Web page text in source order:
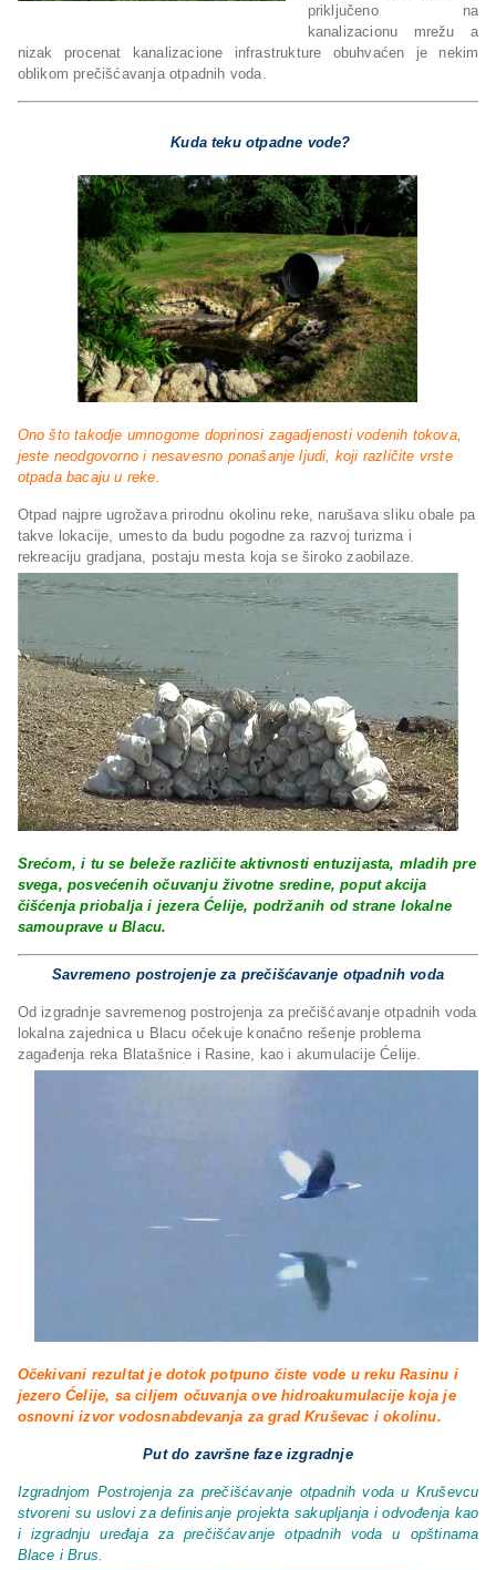
priključeno na
kanalizacionu mrežu a
nizak procenat kanalizacione infrastrukture obuhvaćen je nekim
oblikom prečišćavanja otpadnih voda.
Kuda teku otpadne vode?
Ono što takodje umnogome doprinosi zagadjenosti vodenih tokova,
jeste neodgovorno i nesavesno ponašanje ljudi, koji različite vrste
otpada bacaju u reke.
Otpad najpre ugrožava prirodnu okolinu reke, narušava sliku obale pa
takve lokacije, umesto da budu pogodne za razvoj turizma i
rekreaciju gradjana, postaju mesta koja se široko zaobilaze.
Srećom, i tu se beleže različite aktivnosti entuzijasta, mladih pre
svega, posvećenih očuvanju životne sredine, poput akcija
čišćenja priobalja i jezera Ćelije, podržanih od strane lokalne
samouprave u Blacu.
Savremeno postrojenje za prečišćavanje otpadnih voda
Od izgradnje savremenog postrojenja za prečišćavanje otpadnih voda
lokalna zajednica u Blacu očekuje konačno rešenje problema
zagađenja reka Blatašnice i Rasine, kao i akumulacije Ćelije.
Očekivani rezultat je dotok potpuno čiste vode u reku Rasinu i
jezero Ćelije, sa ciljem očuvanja ove hidroakumulacije koja je
osnovni izvor vodosnabdevanja za grad Kruševac i okolinu.
Put do završne faze izgradnje
Izgradnjom Postrojenja za prečišćavanje otpadnih voda u Kruševcu
stvoreni su uslovi za definisanje projekta sakupljanja i odvođenja kao
i izgradnju uređaja za prečišćavanje otpadnih voda u opštinama
Blace i Brus.